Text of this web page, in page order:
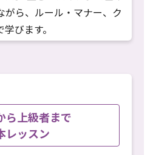
がら、ルール・マナー、ク
びます。
ら上級者まで
レッスン